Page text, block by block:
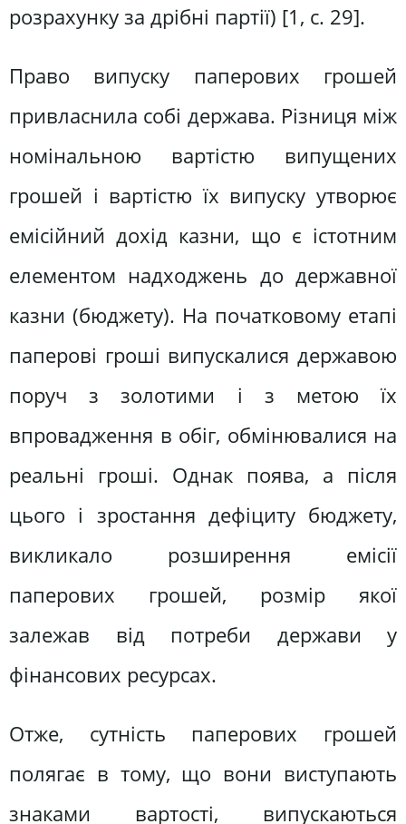
розрахунку за дрібні партії) [1, с. 29].
Право випуску паперових грошей
привласнила собі держава. Різниця між
номінальною вартістю випущених
грошей і вартістю їх випуску утворює
емісійний дохід казни, що є істотним
елементом надходжень до державної
казни (бюджету). На початковому етапі
паперові гроші випускалися державою
поруч з золотими і з метою їх
впровадження в обіг, обмінювалися на
реальні гроші. Однак поява, а після
цього і зростання дефіциту бюджету,
викликало розширення емісії
паперових грошей, розмір якої
залежав від потреби держави у
фінансових ресурсах.
Отже, сутність паперових грошей
полягає в тому, що вони виступають
знаками вартості, випускаються